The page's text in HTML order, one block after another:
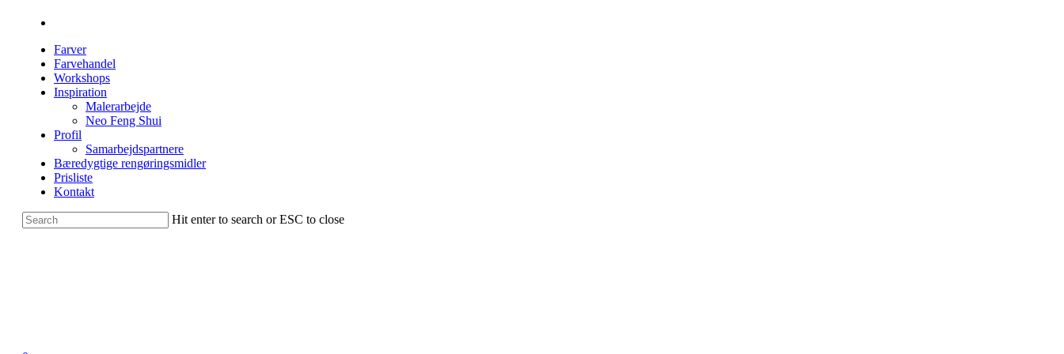
Farver
Farvehandel
Workshops
Inspiration
Malerarbejde
Neo Feng Shui
Profil
Samarbejdspartnere
Bæredygtige rengøringsmidler
Prisliste
Kontakt
Hit enter to search or ESC to close